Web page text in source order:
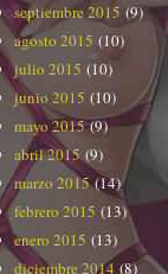
septiembre 2015 (9)
agosto 2015 (10)
julio 2015 (10)
junio 2015 (10)
mayo 2015(9)
abril 2015 (9)
marzo 2015(14)
febrero 2015 (13)
enero 2015 (13)
diciembre 2014 (8)